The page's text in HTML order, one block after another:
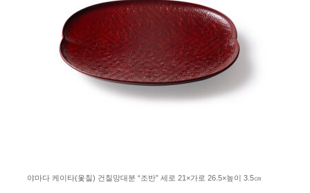
야마다 케이타(옻칠) 건칠망대분 “조반” 세로 21×가로 26.5×높이 3.5㎝